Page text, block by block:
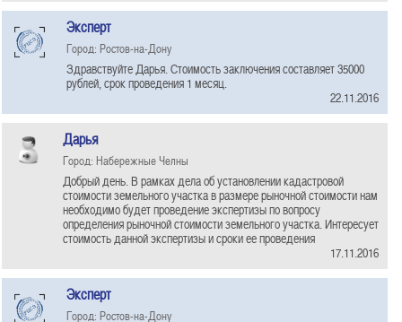
Эксперт
Город: Ростов-на-Дону
Здравствуйте Дарья. Стоимость заключения составляет 35000
рублей, срок проведения 1 месяц.
22.11.2016
Дарья
Город: Набережные Челны
Добрый день. В рамках дела об установлении кадастровой
стоимости земельного участка в размере рыночной стоимости нам
необходимо будет проведение экспертизы по вопросу
определения рыночной стоимости земельного участка. Интересует
стоимость данной экспертизы и сроки ее проведения
17.11.2016
Эксперт
Город: Ростов-на-Дону